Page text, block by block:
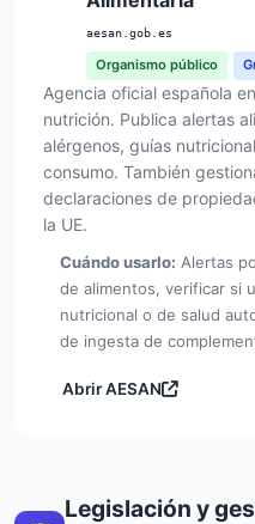
aesan.gob.es
Organismo público
Agencia oficial española
nutrición. Publica alertas
alérgenos, guías
consumo. También
declaraciones de
la UE.
Cuándo usarlo: Alertas
de alimentos, verificar si
nutricional o de salud
de ingesta de
Abrir AESAN
Legislación y